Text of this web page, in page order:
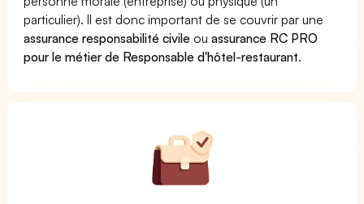
particulier). Il est donc important de se couvrir par une
assurance responsabilité civile ouassurance RC PRO
pour le métier de Responsable d'hôtel-restaurant.